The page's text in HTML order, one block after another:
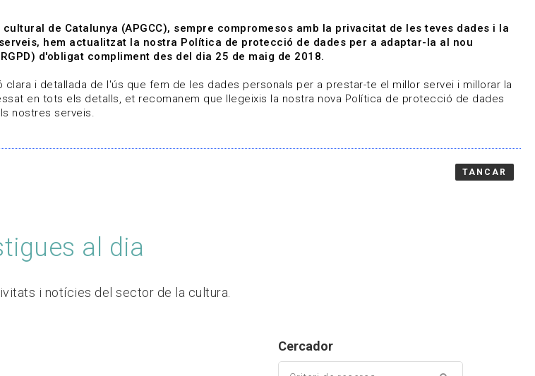
Projectes Serveis A qui representem Contacte
al dia
i notícies del sector de la cultura.
Cercador
de Catalunya (APGCC), sempre compromesos amb la privacitat de les teves dades i la
hem actualitzat la nostra Política de protecció de dades per a adaptar-la al nou
d'obligat compliment des del dia 25 de maig de 2018.
i detallada de l'ús que fem de les dades personals per a prestar-te el millor servei i millorar la
en tots els detalls, et recomanem que llegeixis la nostra nova Política de protecció de dades
nostres serveis.
TANCAR